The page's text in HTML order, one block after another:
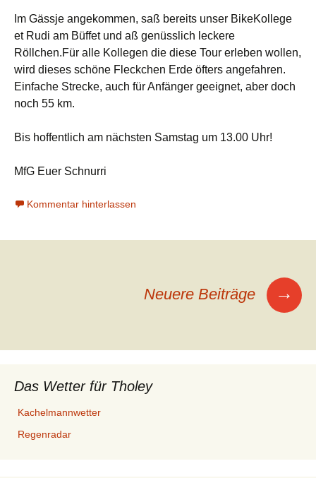
Im Gässje angekommen, saß bereits unser BikeKollege
et Rudi am Büffet und aß genüsslich leckere
Röllchen.Für alle Kollegen die diese Tour erleben wollen,
wird dieses schöne Fleckchen Erde öfters angefahren.
Einfache Strecke, auch für Anfänger geeignet, aber doch
noch 55 km.
Bis hoffentlich am nächsten Samstag um 13.00 Uhr!
MfG Euer Schnurri
Kommentar hinterlassen
Neuere Beiträge →
Das Wetter für Tholey
Kachelmannwetter
Regenradar